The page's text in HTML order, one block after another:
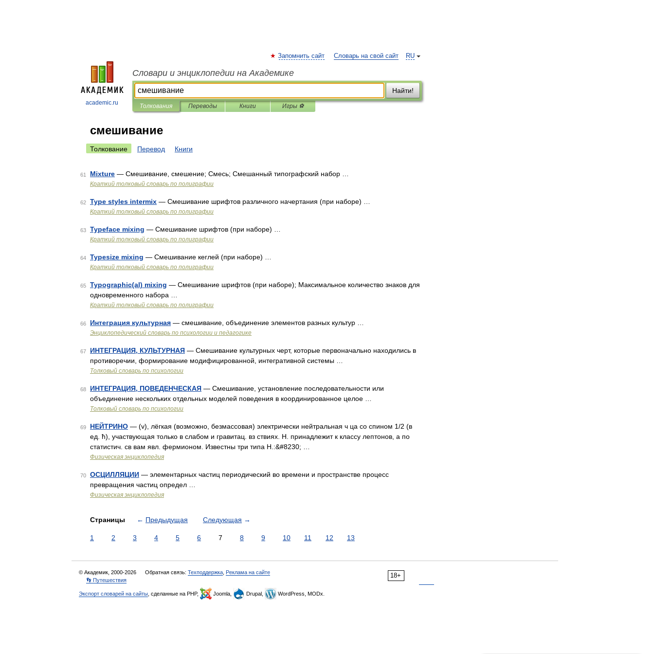
academic.ru
RU
Запомнить сайт Словарь на свой сайт
Словари и энциклопедии на Академике
Найти!
Толкования Переводы Книги Игры ⚽
смешивание
Толкование Перевод Книги
61 Mixture — Смешивание, смешение; Смесь; Смешанный типографский набор …
Краткий толковый словарь по полиграфии
62 Type styles intermix — Смешивание шрифтов различного начертания (при наборе) …
Краткий толковый словарь по полиграфии
63 Typeface mixing — Смешивание шрифтов (при наборе) …
Краткий толковый словарь по полиграфии
64 Typesize mixing — Смешивание кеглей (при наборе) …
Краткий толковый словарь по полиграфии
65 Typographic(al) mixing — Смешивание шрифтов (при наборе); Максимальное количество знаков для
одновременного набора …
Краткий толковый словарь по полиграфии
66 Интеграция культурная — смешивание, объединение элементов разных культур …
Энциклопедический словарь по психологии и педагогике
67 ИНТЕГРАЦИЯ, КУЛЬТУРНАЯ — Смешивание культурных черт, которые первоначально находились в
противоречии, формирование модифицированной, интегративной системы …
Толковый словарь по психологии
68 ИНТЕГРАЦИЯ, ПОВЕДЕНЧЕСКАЯ — Смешивание, установление последовательности или
объединение нескольких отдельных моделей поведения в координированное целое …
Толковый словарь по психологии
69 НЕЙТРИНО — (v), лёгкая (возможно, безмассовая) электрически нейтральная ч ца со спином 1/2 (в
ед. ћ), участвующая только в слабом и гравитац. вз ствиях. Н. принадлежит к классу лептонов, а по
статистич. св вам явл. фермионом. Известны три типа Н.:&#8230; …
Физическая энциклопедия
70 ОСЦИЛЛЯЦИИ — элементарных частиц периодический во времени и пространстве процесс
превращения частиц определ …
Физическая энциклопедия
Страницы ← Предыдущая Следующая →
1 2 3 4 5 6 7 8 9 10 11 12 13
18+
© Академик, 2000-2026 Обратная связь: Техподдержка Реклама на сайте
👣 Путешествия
Экспорт словарей на сайты , сделанные на PHP, Joomla, Drupal, WordPress, MODx.